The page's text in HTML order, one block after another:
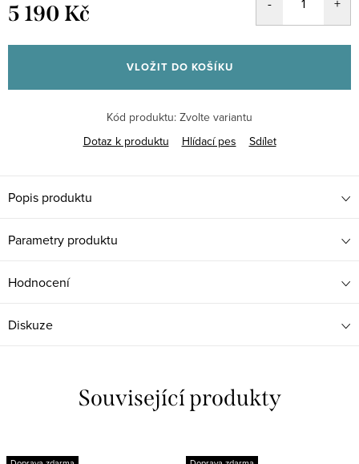
5 190 Kč
cena:
VLOŽIT DO KOŠÍKU
Kód produktu: Zvolte variantu
Dotaz k produktu
Hlídací pes Sdílet
Popis produktu
Parametry produktu
Hodnocení
Diskuze
Související produkty